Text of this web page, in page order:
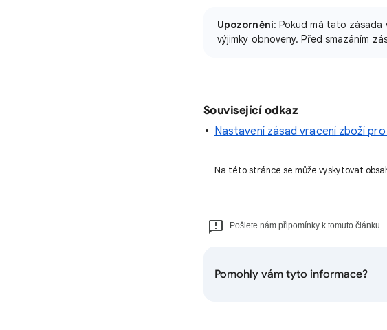
Upozornění: Pokud má tato zásada
výjimky obnoveny. Před smazáním
Související odkaz
Nastavení zásad vracení zboží
Na této stránce se může vyskytovat
Pošlete nám připomínky k tomuto článku
Pomohly vám tyto informace?